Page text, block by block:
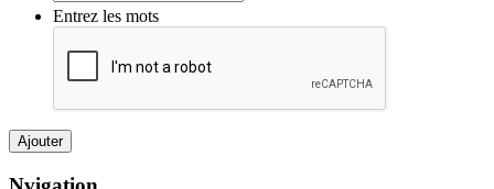
Entrez les mots
Ajouter